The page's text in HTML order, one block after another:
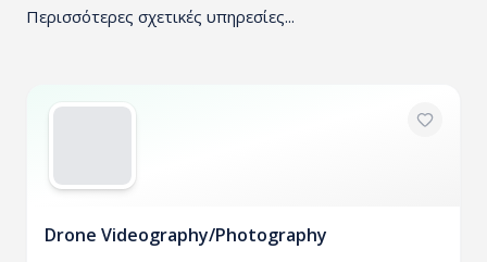
Περισσότερες σχετικές υπηρεσίες...
Drone Videography/Photography